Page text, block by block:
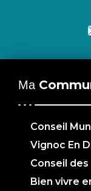
Ma
Conseil
Vignoc En
Conseil des
Bien vivre